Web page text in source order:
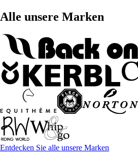
Alle unsere Marken
Entdecken Sie alle unsere Marken